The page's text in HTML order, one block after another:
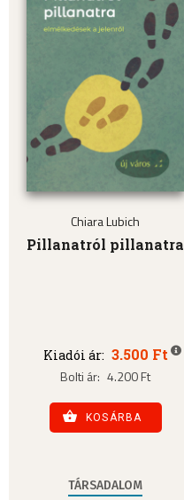
Chiara Lubich
Pillanatról pillanatra
Kiadói ár: 3.500 Ft
Bolti ár: 4.200 Ft
KOSÁRBA
TÁRSADALOM